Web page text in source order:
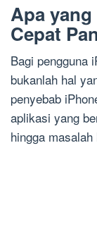
Apa
Cepat
Bagi pengguna
bukanlah hal
penyebab
aplikasi yang
hingga